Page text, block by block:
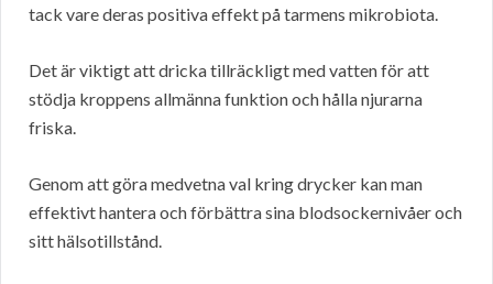
tack vare deras positiva effekt på tarmens mikrobiota.
Det är viktigt att dricka tillräckligt med vatten för att
stödja kroppens allmänna funktion och hålla njurarna
friska.
Genom att göra medvetna val kring drycker kan man
effektivt hantera och förbättra sina blodsockernivåer och
sitt hälsotillstånd.